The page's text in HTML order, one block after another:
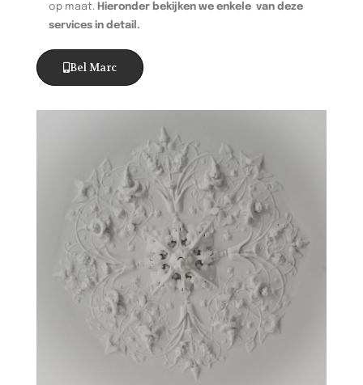
op maat. Hieronder bekijken we enkele van deze
services in detail.
Bel Marc